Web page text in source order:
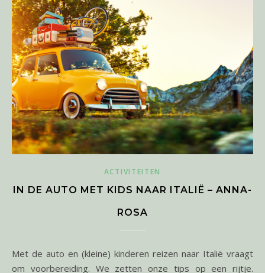
ACTIVITEITEN
IN DE AUTO MET KIDS NAAR ITALIË – ANNA-
ROSA
Met de auto en (kleine) kinderen reizen naar Italië vraagt
om voorbereiding. We zetten onze tips op een rijtje.